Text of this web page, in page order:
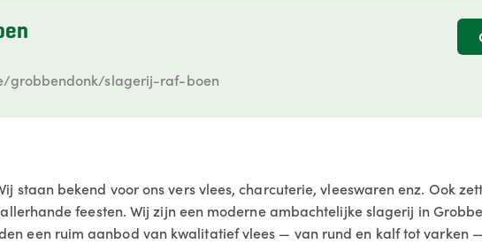
grobbendonk/slagerij-raf-boen
staan bekend voor ons vers vlees, charcuterie, vleeswaren enz. Ook
feesten. Wij zijn een moderne ambachtelijke slagerij in
een ruim aanbod van kwalitatief vlees — van rund en kalf tot varken